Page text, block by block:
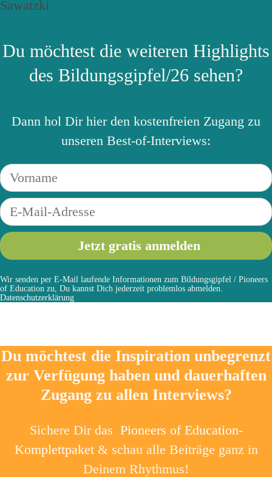
Du möchtest die weiteren Highlights
des Bildungsgipfel/26 sehen?
Dann hol Dir hier den kostenfreien Zugang zu
unseren Best-of-Interviews:
Wir senden per E-Mail laufende Informationen zum Bildungsgipfel / Pioneers
of Education zu, Du kannst Dich jederzeit problemlos abmelden.
Datenschutzerklärung
Du möchtest die Inspiration unbegrenzt
zur Verfügung haben und dauerhaften
Zugang zu allen Interviews?
Sichere Dir das Pioneers of Education-
Komplettpaket& schau alle Beiträge ganz in
Deinem Rhythmus!